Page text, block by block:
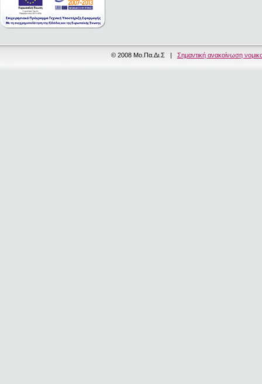
© 2008 Μο.Πα.Δι.Σ | Σημαντική ανακοίνωση